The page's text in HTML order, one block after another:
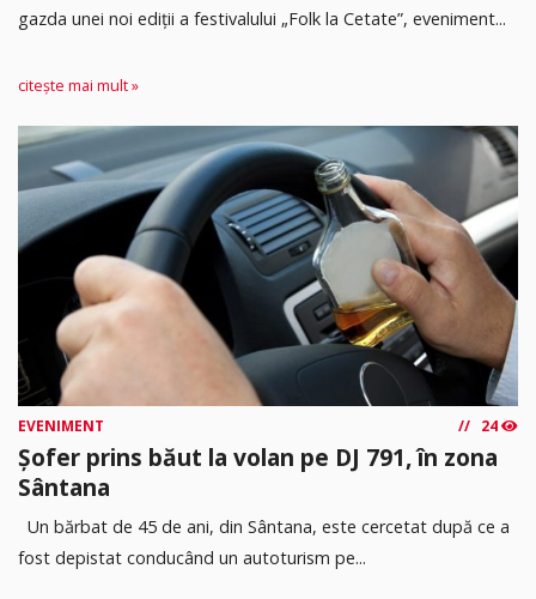
gazda unei noi ediții a festivalului „Folk la Cetate”, eveniment...
citește mai mult »
EVENIMENT 24
Șofer prins băut la volan pe DJ 791, în zona
Sântana
Un bărbat de 45 de ani, din Sântana, este cercetat după ce a
fost depistat conducând un autoturism pe...